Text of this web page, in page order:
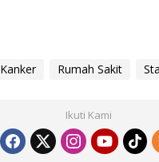
Kanker Rumah Sakit
Ikuti Kami